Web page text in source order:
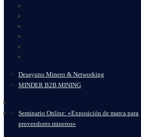
Desayuno Minero & Networking
MINDER B2B MINING
Seminario Online: «Exposición de marca para
proveedores mineros»